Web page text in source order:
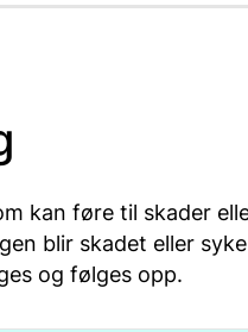
kan føre til skader
blir skadet eller
og følges opp.